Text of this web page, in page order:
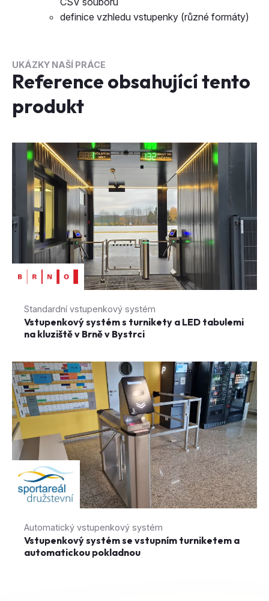
definice vzhledu vstupenky (různé formáty)
UKÁZKY NAŠÍ PRÁCE
Reference obsahující tento
produkt
Standardní vstupenkový systém
Vstupenkový systém s turnikety a LED tabulemi
na kluziště v Brně v Bystrci
Automatický vstupenkový systém
Vstupenkový systém se vstupním turniketem a
automatickou pokladnou